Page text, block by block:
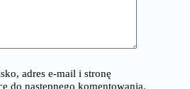
adres e-mail i stronę
do następnego komentowania.